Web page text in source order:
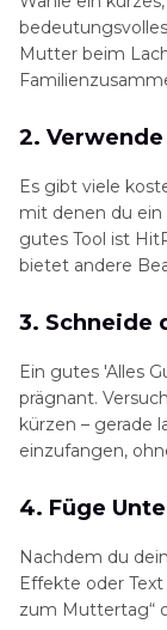
Mutter beim
2. Verwende
Es gibt viele
mit denen du ein
gutes Tool ist
bietet andere
3. Schneide
Ein gutes 'Alles
prägnant.
kürzen – gerade
einzufangen,
4. Füge
Nachdem du
Effekte oder
zum Muttertag“